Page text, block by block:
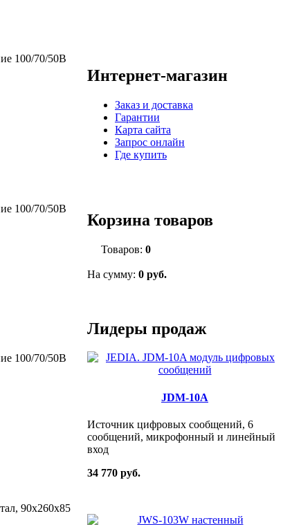
100/70/50В
100/70/50В
100/70/50В
90х260х85
Интернет-магазин
Заказ и доставка
Гарантии
Карта сайта
Запрос онлайн
Где купить
Корзина товаров
Товаров: 0
На сумму: 0 руб.
Лидеры продаж
JDM-10A
Источник цифровых сообщений, 6
сообщений, микрофонный и линейный
вход
34 770 руб.